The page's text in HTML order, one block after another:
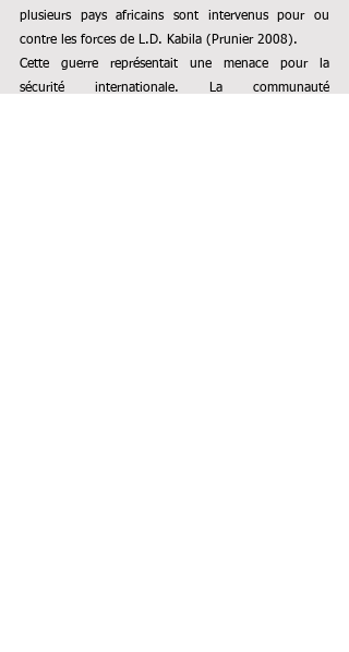
plusieurs pays africains sont intervenus pour ou
contre les forces de L.D. Kabila (Prunier 2008).
Cette guerre représentait une menace pour la
sécurité internationale. La communauté